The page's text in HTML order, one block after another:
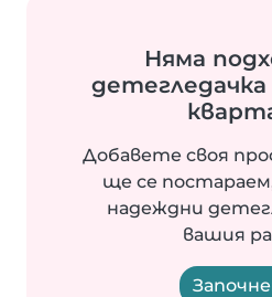
Няма
Добавете своя
ще се
надеждни
вашия